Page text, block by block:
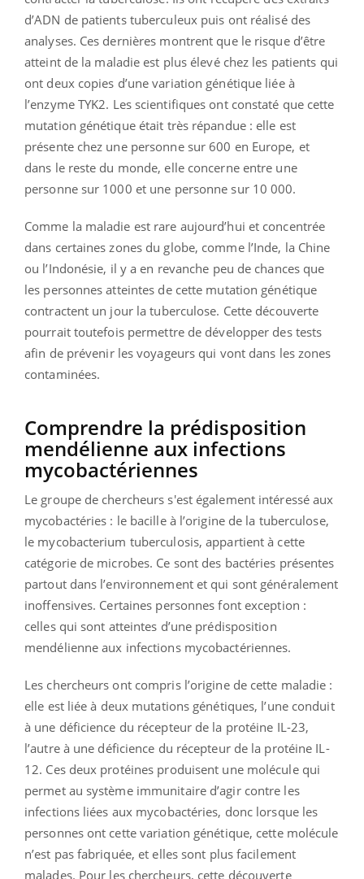
d’ADN de patients tuberculeux puis ont réalisé des
analyses. Ces dernières montrent que le risque d’être
atteint de la maladie est plus élevé chez les patients qui
ont deux copies d’une variation génétique liée à
l’enzyme TYK2. Les scientifiques ont constaté que cette
mutation génétique était très répandue : elle est
présente chez une personne sur 600 en Europe, et
dans le reste du monde, elle concerne entre une
personne sur 1000 et une personne sur 10 000.
Comme la maladie est rare aujourd’hui et concentrée
dans certaines zones du globe, comme l’Inde, la Chine
ou l’Indonésie, il y a en revanche peu de chances que
les personnes atteintes de cette mutation génétique
contractent un jour la tuberculose. Cette découverte
pourrait toutefois permettre de développer des tests
afin de prévenir les voyageurs qui vont dans les zones
contaminées.
Comprendre la prédisposition
mendélienne aux infections
mycobactériennes
Le groupe de chercheurs s'est également intéressé aux
mycobactéries : le bacille à l’origine de la tuberculose,
le mycobacterium tuberculosis, appartient à cette
catégorie de microbes. Ce sont des bactéries présentes
partout dans l’environnement et qui sont généralement
inoffensives. Certaines personnes font exception :
celles qui sont atteintes d’une prédisposition
mendélienne aux infections mycobactériennes.
Les chercheurs ont compris l’origine de cette maladie :
elle est liée à deux mutations génétiques, l’une conduit
à une déficience du récepteur de la protéine IL-23,
l’autre à une déficience du récepteur de la protéine IL-
12. Ces deux protéines produisent une molécule qui
permet au système immunitaire d’agir contre les
infections liées aux mycobactéries, donc lorsque les
personnes ont cette variation génétique, cette molécule
n’est pas fabriquée, et elles sont plus facilement
malades. Pour les chercheurs, cette découverte